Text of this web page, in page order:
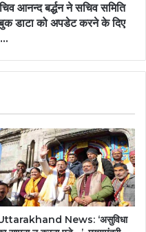
बर्द्धन ने सचिव समिति
बुक डाटा को अपडेट करने के दिए
News: ‘असुविधा